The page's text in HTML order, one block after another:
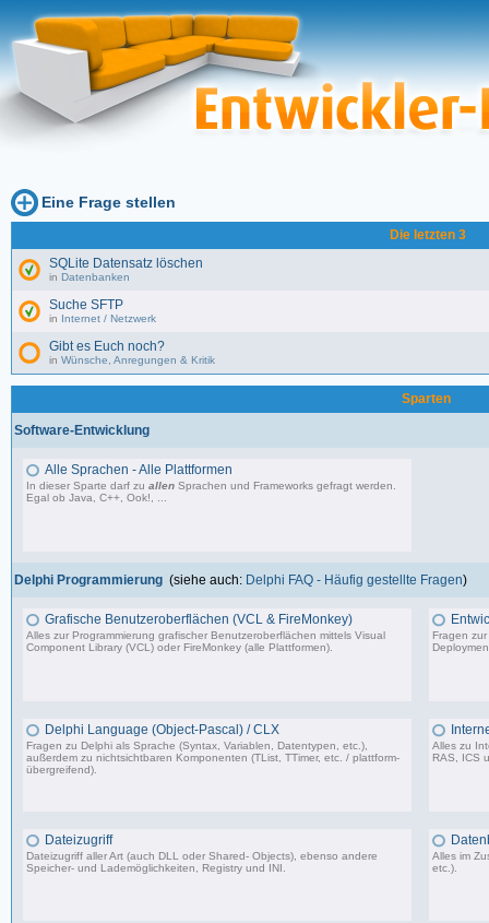
Eine Frage stellen
Die letzten 3
SQLite Datensatz löschen
in Datenbanken
Suche SFTP
in Internet / Netzwerk
Gibt es Euch noch?
in Wünsche, Anregungen & Kritik
Sparten
Software-Entwicklung
Alle Sprachen - Alle Plattformen
In dieser Sparte darf zuallen Sprachen und Frameworks gefragt werden.
Egal ob Java, C++, Ook!, ...
Delphi Programmierung (siehe auch: Delphi FAQ - Häufig gestellte Fragen)
Grafische Benutzeroberflächen (VCL & FireMonkey)
Alles zur Programmierung grafischer Benutzeroberflächen mittels Visual
Component Library (VCL) oder FireMonkey (alle Plattformen).
Fragen
Delphi Language (Object-Pascal) / CLX
Fragen zu Delphi als Sprache (Syntax, Variablen, Datentypen, etc.),
außerdem zu nichtsichtbaren Komponenten (TList, TTimer, etc. / plattform-
übergreifend).
Alles zu
RAS, ICS
Dateizugriff
Dateizugriff aller Art (auch DLL oder Shared- Objects), ebenso andere
Speicher- und Lademöglichkeiten, Registry und INI.
Alles im
etc.).